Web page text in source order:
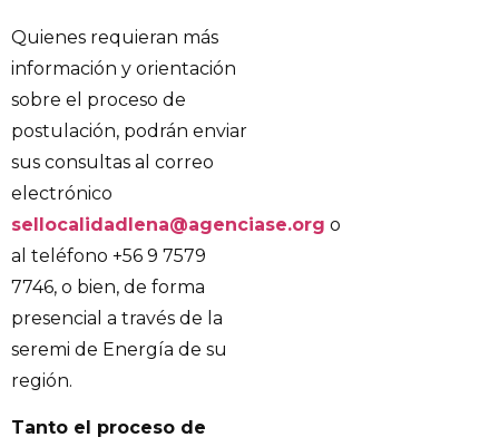
Quienes requieran más
información y orientación
sobre el proceso de
postulación, podrán enviar
sus consultas al correo
electrónico
sellocalidadlena@agenciase.org o
al teléfono +56 9 7579
7746, o bien, de forma
presencial a través de la
seremi de Energía de su
región.
Tanto el proceso de